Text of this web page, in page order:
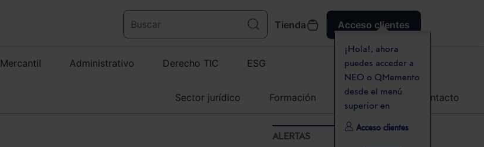
Tienda Acceso clientes
¡Hola!, ahora
puedes acceder a
NEO o QMemento
desde el menú
superior en
Acceso clientes
Mercantil Administrativo Derecho TIC ESG
Sector jurídico Formación Agenda Contacto
ALERTAS